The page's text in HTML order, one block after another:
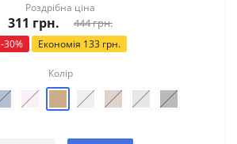
Роздрібна ціна
311 грн. 444грн.
-30% Економія 133грн.
Колір